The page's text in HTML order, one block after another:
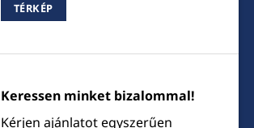
TÉRKÉP
Keressen minket bizalommal!
Kérjen ajánlatot egyszerűen